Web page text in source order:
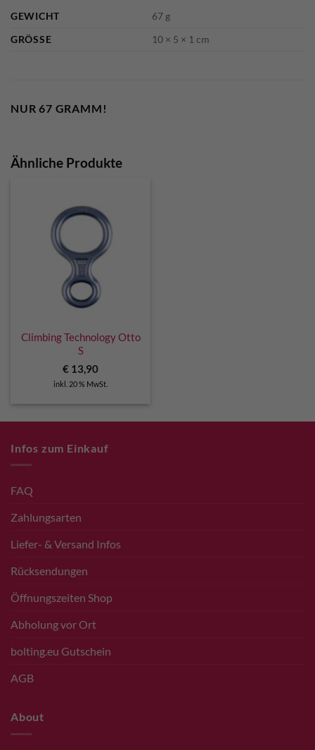
GEWICHT
67 g
GRÖSSE
10 × 5 × 1 cm
NUR 67 GRAMM!
Ähnliche Produkte
Climbing Technology Otto
S
€ 13,90
inkl. 20 % MwSt.
Infos zum Einkauf
FAQ
Zahlungsarten
Liefer- & Versand Infos
Rücksendungen
Öffnungszeiten Shop
Abholung vor Ort
bolting.eu Gutschein
AGB
About